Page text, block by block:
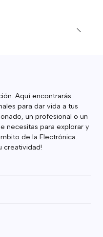
Aquí encontrarás
para dar vida a tus
un profesional o un
necesitas para explorar y
de la Electrónica.
creatividad!